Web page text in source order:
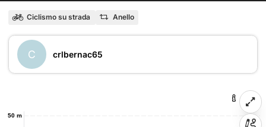
Ciclismo su strada Anello
C crlbernac65
50 m